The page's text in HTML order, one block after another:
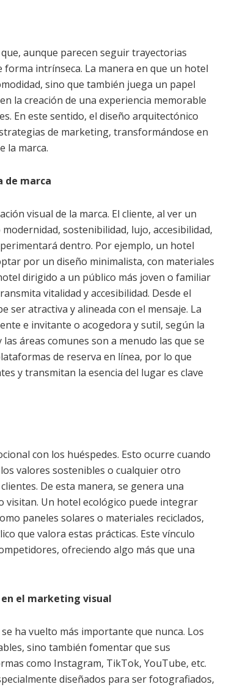
aunque parecen seguir trayectorias
intrínseca. La manera en que un hotel
sino que también juega un papel
la creación de una experiencia memorable
En este sentido, el diseño arquitectónico
de marketing, transformándose en
la marca.
de marca
visual de la marca. El cliente, al ver un
sostenibilidad, lujo, accesibilidad,
dentro. Por ejemplo, un hotel
por un diseño minimalista, con materiales
dirigido a un público más joven o familiar
vitalidad y accesibilidad. Desde el
ser atractiva y alineada con el mensaje. La
e invitante o acogedora y sutil, según la
áreas comunes son a menudo las que se
de reserva en línea, por lo que
y transmitan la esencia del lugar es clave
con los huéspedes. Esto ocurre cuando
valores sostenibles o cualquier otro
De esta manera, se genera una
visitan. Un hotel ecológico puede integrar
paneles solares o materiales reciclados,
que valora estas prácticas. Este vínculo
ofreciendo algo más que una
el marketing visual
ha vuelto más importante que nunca. Los
sino también fomentar que sus
como Instagram, TikTok, YouTube, etc.
diseñados para ser fotografiados,